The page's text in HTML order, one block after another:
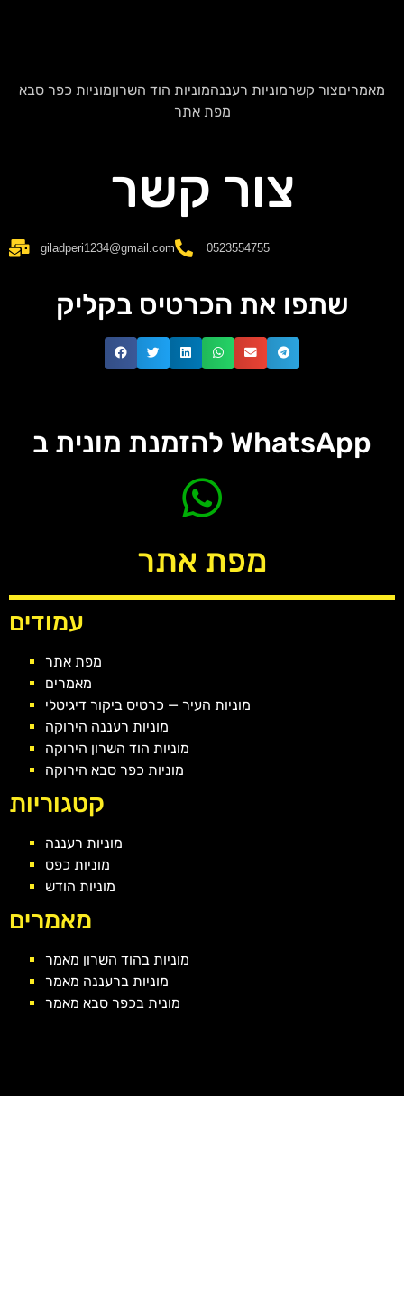
מוניות כפר סבאמוניות הוד השרוןמוניות רעננהצור קשרמאמרים
מפת אתר
צור קשר
giladperi1234@gmail.com 0523554755
שתפו את הכרטיס בקליק
להזמנת מונית ב WhatsApp
מפת אתר
עמודים
מפת אתר
מאמרים
מוניות העיר — כרטיס ביקור דיגיטלי
מוניות רעננה הירוקה
מוניות הוד השרון הירוקה
מוניות כפר סבא הירוקה
קטגוריות
מוניות רעננה
מוניות כפס
מוניות הודש
מאמרים
מוניות בהוד השרון מאמר
מוניות ברעננה מאמר
מונית בכפר סבא מאמר